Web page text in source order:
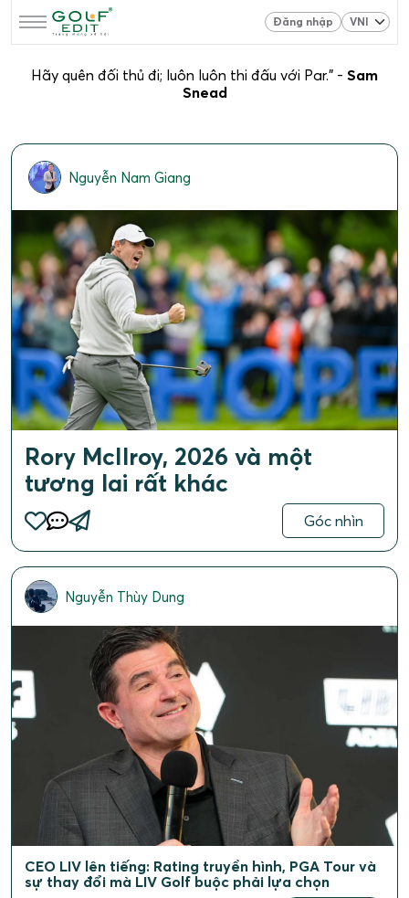
Đăng nhập
Hãy quên đối thủ đi; luôn luôn thi đấu với Par.” - Sam
Snead
Nguyễn Nam Giang
Rory McIlroy, 2026 và một
tương lai rất khác
Góc nhìn
Nguyễn Thùy Dung
CEO LIV lên tiếng: Rating truyền hình, PGA Tour và
sự thay đổi mà LIV Golf buộc phải lựa chọn